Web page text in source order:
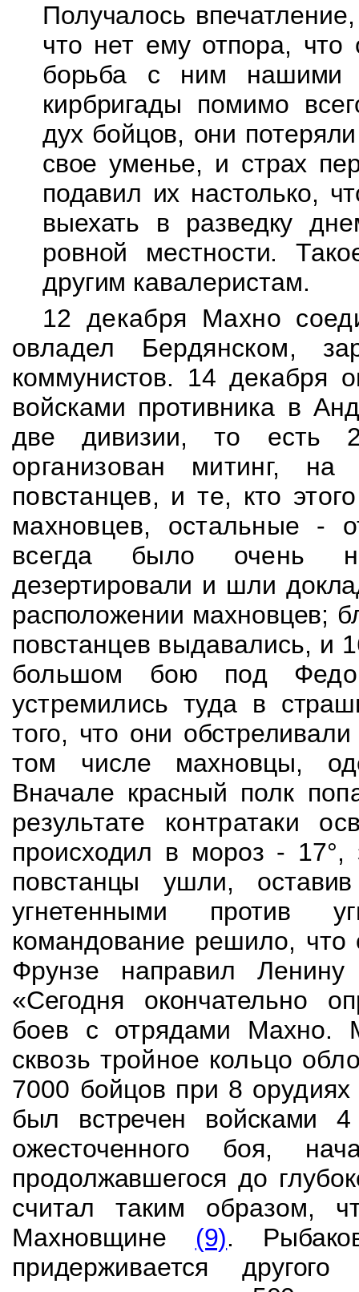
Получалось
что нет ему отпора, что
борьба с ним нашими
кирбригады помимо
дух бойцов, они
свое уменье, и страх
подавил их настолько,
выехать в разведку
ровной местности.
другим кавалеристам.
12 декабря Махно
овладел Бердянском,
коммунистов. 14 декабря
войсками противника в
две дивизии, то есть
организован митинг,
повстанцев, и те, кто
махновцев, остальные -
всегда было очень
дезертировали и шли
расположении махновцев;
повстанцев выдавались, и
большом бою под
устремились туда в
того, что они
том числе махновцы,
Вначале красный полк
результате контратаки
происходил в мороз - 17°,
повстанцы ушли,
угнетенными против
командование решило, что
Фрунзе направил
«Сегодня окончательно
боев с отрядами Махно.
сквозь тройное кольцо
7000 бойцов при 8
был встречен войсками
ожесточенного боя,
продолжавшегося до
считал таким образом,
Махновщине
(9).
придерживается